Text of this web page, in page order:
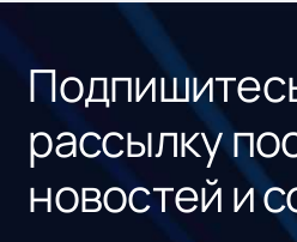
рассылку
новостей и